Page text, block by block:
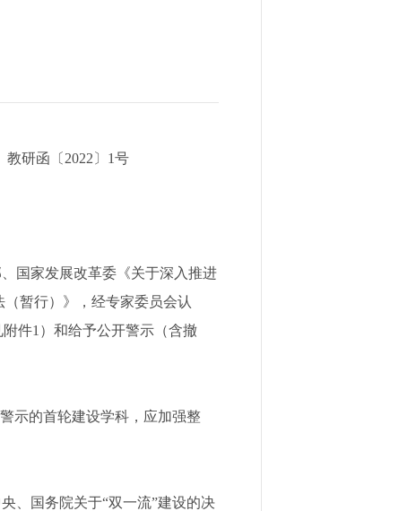
教研函〔2022〕1号
国家发展改革委《关于深入推进
暂行）》，经专家委员会认
件1）和给予公开警示（含撤
示的首轮建设学科，应加强整
、国务院关于“双一流”建设的决